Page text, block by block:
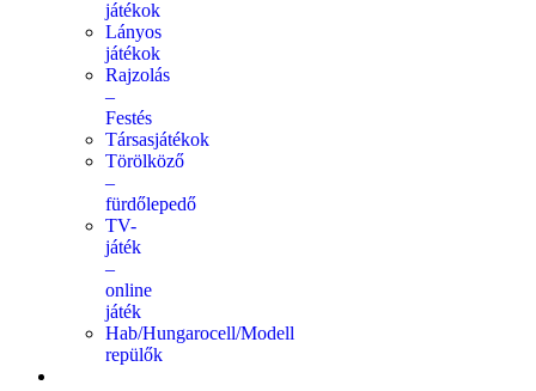
játékok
Lányos
játékok
Rajzolás
–
Festés
Társasjátékok
Törölköző
–
fürdőlepedő
TV-
játék
–
online
játék
Hab/Hungarocell/Modell
repülők